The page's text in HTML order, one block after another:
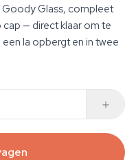
Goody Glass, compleet
— direct klaar om te
la opbergt en in twee